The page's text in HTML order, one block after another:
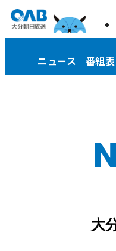
ニュース 番組表
大